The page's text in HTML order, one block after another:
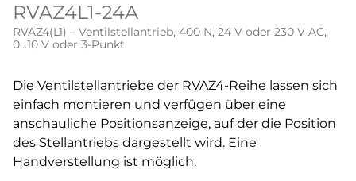
RVAZ4L1-24A
RVAZ4(L1) – Ventilstellantrieb, 400 N, 24 V oder 230 V AC,
0...10 V oder 3-Punkt
Die Ventilstellantriebe der RVAZ4-Reihe lassen sich
einfach montieren und verfügen über eine
anschauliche Positionsanzeige, auf der die Position
des Stellantriebs dargestellt wird. Eine
Handverstellung ist möglich.